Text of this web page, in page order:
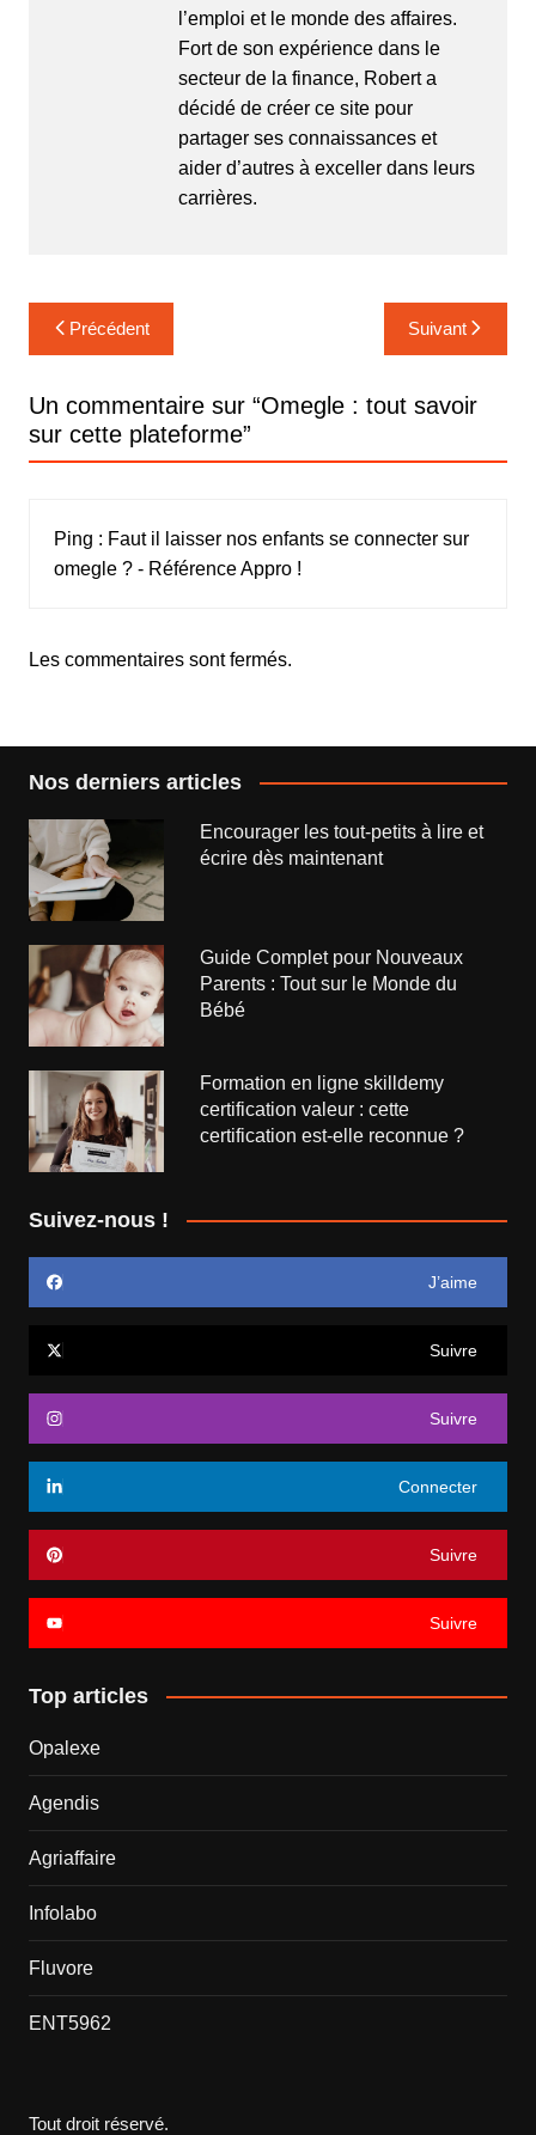
l’emploi et le monde des affaires.
Fort de son expérience dans le
secteur de la finance, Robert a
décidé de créer ce site pour
partager ses connaissances et
aider d’autres à exceller dans leurs
carrières.
Navigation
de
l’article
Précédent Suivant
Un commentaire sur “Omegle : tout savoir
sur cette plateforme”
Ping : Faut il laisser nos enfants se connecter sur
omegle ? - Référence Appro !
Les commentaires sont fermés.
Nos derniers articles
Encourager les tout-petits à lire et
écrire dès maintenant
Guide Complet pour Nouveaux
Parents : Tout sur le Monde du
Bébé
Formation en ligne skilldemy
certification valeur : cette
certification est-elle reconnue ?
Suivez-nous !
J’aime
Suivre
Suivre
Connecter
Suivre
Suivre
Top articles
Opalexe
Agendis
Agriaffaire
Infolabo
Fluvore
ENT5962
Tout droit réservé.